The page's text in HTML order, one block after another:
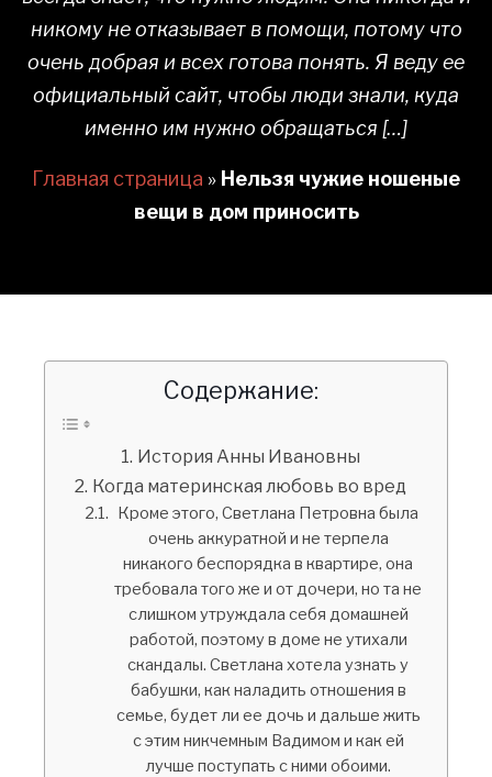
никому не отказывает в помощи, потому что
очень добрая и всех готова понять. Я веду ее
официальный сайт, чтобы люди знали, куда
именно им нужно обращаться […]
Главная страница » Нельзя чужие ношеные
вещи в дом приносить
Содержание:
История Анны Ивановны
Когда материнская любовь во вред
Кроме этого, Светлана Петровна была
очень аккуратной и не терпела
никакого беспорядка в квартире, она
требовала того же и от дочери, но та не
слишком утруждала себя домашней
работой, поэтому в доме не утихали
скандалы. Светлана хотела узнать у
бабушки, как наладить отношения в
семье, будет ли ее дочь и дальше жить
с этим никчемным Вадимом и как ей
лучше поступать с ними обоими.